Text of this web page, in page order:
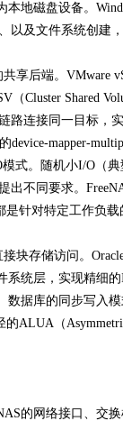
地磁盘设备。
以及文件系统创建
享后端。VMware
Cluster Shared
路连接同一目标，
mapper-
式。随机小I/O（
不同要求。
是针对特定工作负
块存储访问。
系统层，实现精细
数据库的同步写入
ALUA（
的网络接口、交